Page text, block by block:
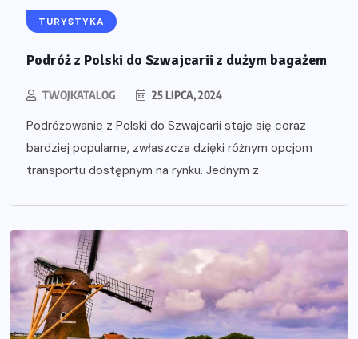
TURYSTYKA
Podróż z Polski do Szwajcarii z dużym bagażem
TWOJKATALOG 25 LIPCA, 2024
Podróżowanie z Polski do Szwajcarii staje się coraz
bardziej popularne, zwłaszcza dzięki różnym opcjom
transportu dostępnym na rynku. Jednym z